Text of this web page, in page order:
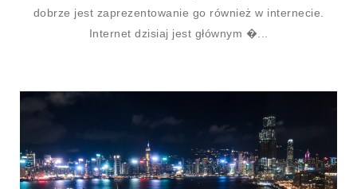
dobrze jest zaprezentowanie go również w internecie.
Internet dzisiaj jest głównym �...